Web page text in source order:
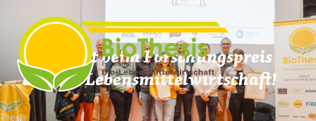
Inhalt
springenMach mit beim Forschungspreis
der Bio-Lebensmittelwirtschaft!